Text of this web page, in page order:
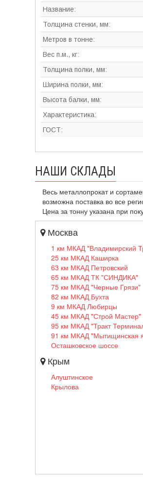
Название:
Толщина стенки, мм:
Метров в тонне:
Вес п.м., кг:
Толщина полки, мм:
Ширина полки, мм:
Высота балки, мм:
Характеристика:
ГОСТ:
НАШИ СКЛАДЫ
Весь металлопрокат и
возможна поставка во все
Цена за тонну указана при
Москва
1 км МКАД "Владимирский
25 км МКАД Каширка
63 км МКАД Петровский
65 км МКАД ТК "СИНДИКА"
75 км МКАД "Черные Грязи"
82 км МКАД Бухта
9 км МКАД Любирцы
45 км МКАД "Строй Мастер"
95 км МКАД "Тракт
91 км МКАД "Мытищинская
Осташковское шоссе
Крым
Алуштинское
Крылова